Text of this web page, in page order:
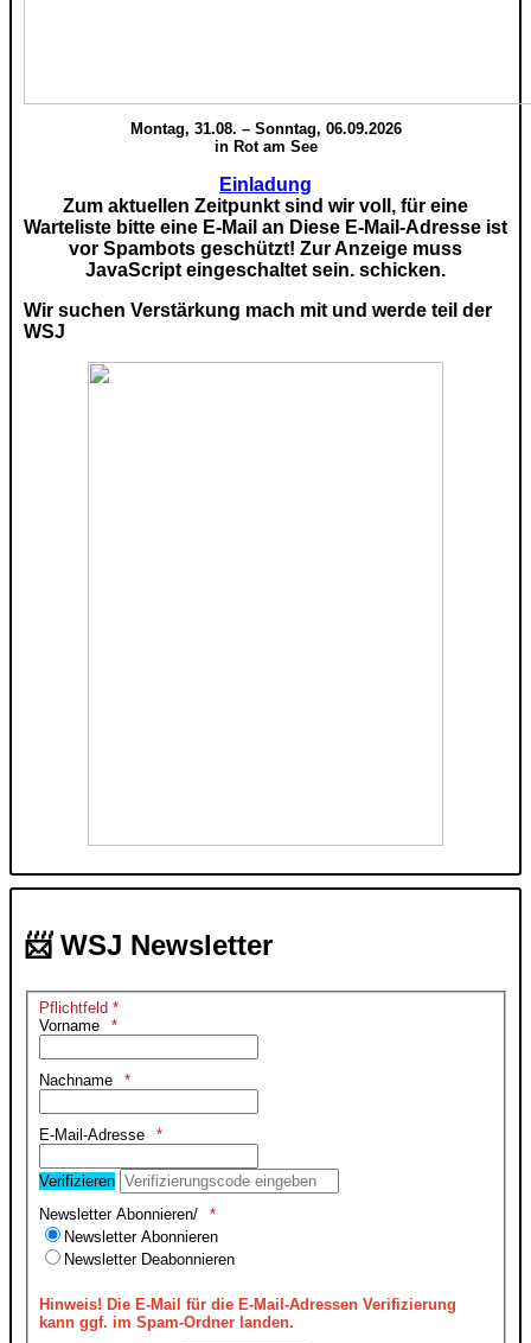
Montag, 31.08. – Sonntag, 06.09.2026
in Rot am See
Einladung
Zum aktuellen Zeitpunkt sind wir voll, für eine
Warteliste bitte eine E-Mail an Diese E-Mail-Adresse ist
vor Spambots geschützt! Zur Anzeige muss
JavaScript eingeschaltet sein. schicken.
Wir suchen Verstärkung mach mit und werde teil der
WSJ
📨 WSJ Newsletter
Pflichtfeld *
Vorname
Nachname
E-Mail-Adresse
Verifizieren
Newsletter Abonnieren/
Newsletter Abonnieren
Newsletter Deabonnieren
Hinweis!Die E-Mail für die E-Mail-Adressen Verifizierung
kann ggf. im Spam-Ordner landen.